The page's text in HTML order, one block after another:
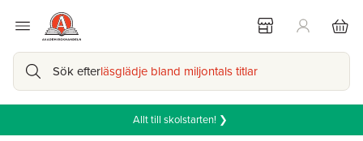
Sök efterläsglädje bland miljontals titlar
Allt till skolstarten! ❯